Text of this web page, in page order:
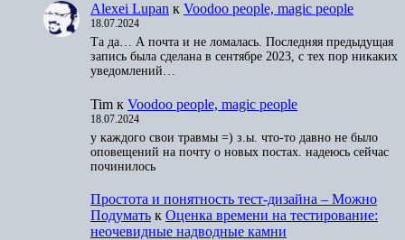
Alexei Lupan к Voodoo people, magic people
18.07.2024
Та да… А почта и не ломалась. Последняя предыдущая
запись была сделана в сентябре 2023, с тех пор никаких
уведомлений…
Tim к Voodoo people, magic people
18.07.2024
у каждого свои травмы =) з.ы. что-то давно не было
оповещений на почту о новых постах. надеюсь сейчас
починилось
Простота и понятность тест-дизайна – Можно
Подумать к Оценка времени на тестирование:
неочевидные надводные камни